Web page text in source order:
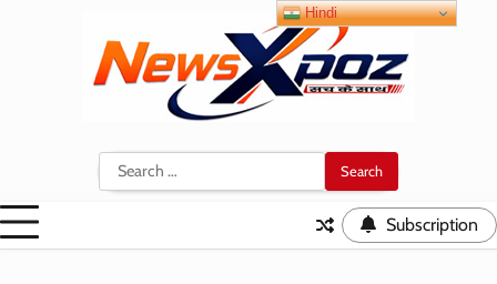
Search
for:
Subscription
Hindi